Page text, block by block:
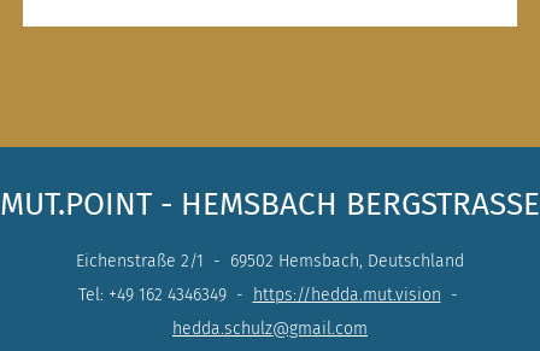
MUT.POINT - HEMSBACH BERGSTRASSE
Eichenstraße 2/1 - 69502 Hemsbach, Deutschland
Tel: +49 162 4346349 -
https://hedda.mut.vision -
hedda.schulz@gmail.com